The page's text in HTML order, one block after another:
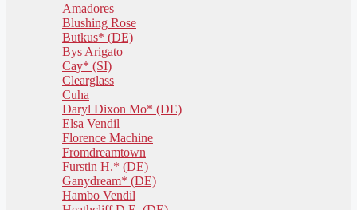
Amadores
Blushing Rose
Butkus* (DE)
Bys Arigato
Cay* (SI)
Clearglass
Cuha
Daryl Dixon Mo* (DE)
Elsa Vendil
Florence Machine
Fromdreamtown
Furstin H.* (DE)
Ganydream* (DE)
Hambo Vendil